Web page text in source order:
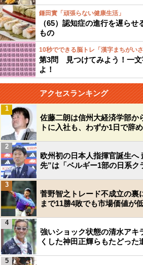
鎌田實「頑張らない健康生活」
（65）認知症の進行を遅ら
もの
10秒でできる脳トレ「漢字まちがいさ
第3問 見つけてみよう！一文
よ！
アクセスランキング
佐藤二朗は信州大経済学部か
トに入社も、わずか1日で辞
1
欧州初の日本人指揮官誕生へ
先”は「ベルギー1部の日系ク
2
菅野智之トレード不成立の
まで11勝4敗でも市場価値が
3
強いショック状態の清水ア
くした神田正輝らもたどった
4
5